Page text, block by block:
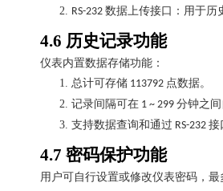
2. RS-232 数据上传接口：用于历
4.6 历史记录功能
仪表内置数据存储功能：
1. 总计可存储 113792 点数据。
2. 记录间隔可在 1 ~ 299 分钟之间
3. 支持数据查询和通过 RS-232 接
4.7 密码保护功能
用户可自行设置或修改仪表密码，最